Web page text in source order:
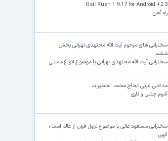
Rail Rush 1.9.17 for Android +2.3
راه آهن
سخنرانی های مرحوم آیت الله مجتهدی تهرانی بخش
ششم
سخنرانی آیت الله مجتهدی تهرانی با موضوع انواع مستی
مداحی عربی الحاج محمد الحجیرات
آلبوم جنتی و ناری
سخنرانی مسعود عالی با موضوع نزول قرآن از عالم اسماء
الهی